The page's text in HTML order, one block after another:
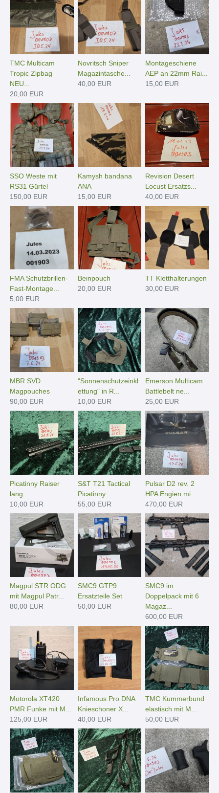
TMC Multicam
Tropic Zipbag
NEU...
20,00 EUR
Novritsch Sniper
Magazintasche...
40,00 EUR
Montageschiene
AEP an 22mm Rai...
15,00 EUR
SSO Weste mit
RS31 Gürtel
150,00 EUR
Kamysh bandana
ANA
15,00 EUR
Revision Desert
Locust Ersatzs...
40,00 EUR
FMA Schutzbrillen-
Fast-Montage...
5,00 EUR
Beinpouch
20,00 EUR
TT Kletthalterungen
30,00 EUR
MBR SVD
Magpouches
90,00 EUR
"Sonnenschutzeinkl
ettung" in R...
10,00 EUR
Emerson Multicam
Battlebelt ne...
25,00 EUR
Picatinny Raiser
lang
10,00 EUR
S&T T21 Tactical
Picatinny...
55,00 EUR
Pulsar D2 rev. 2
HPA Engien mi...
470,00 EUR
Magpul STR ODG
mit Magpul Patr...
80,00 EUR
SMC9 GTP9
Ersatzteile Set
50,00 EUR
SMC9 im
Doppelpack mit 6
Magaz...
600,00 EUR
Motorola XT420
PMR Funke mit M...
125,00 EUR
Infamous Pro DNA
Knieschoner X...
40,00 EUR
TMC Kummerbund
elastisch mit M...
50,00 EUR